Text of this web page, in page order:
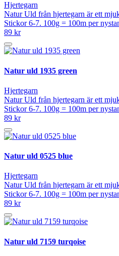
Hjertegarn
Natur Uld från hjertegarn är ett
Stickor 6-7. 100g = 100m per
89 kr
Natur uld 1935 green
Hjertegarn
Natur Uld från hjertegarn är ett
Stickor 6-7. 100g = 100m per
89 kr
Natur uld 0525 blue
Hjertegarn
Natur Uld från hjertegarn är ett
Stickor 6-7. 100g = 100m per
89 kr
Natur uld 7159 turqoise